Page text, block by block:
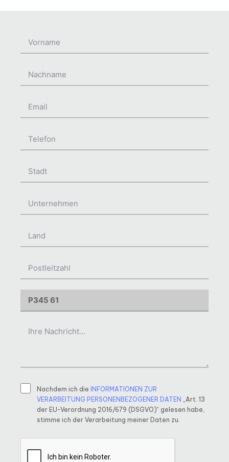
Nachdem ich die INFORMATIONEN ZUR
VERARBEITUNG PERSONENBEZOGENER DATEN
„Art. 13
der EU-Verordnung 2016/679 (DSGVO)“ gelesen habe,
stimme ich der Verarbeitung meiner Daten zu.